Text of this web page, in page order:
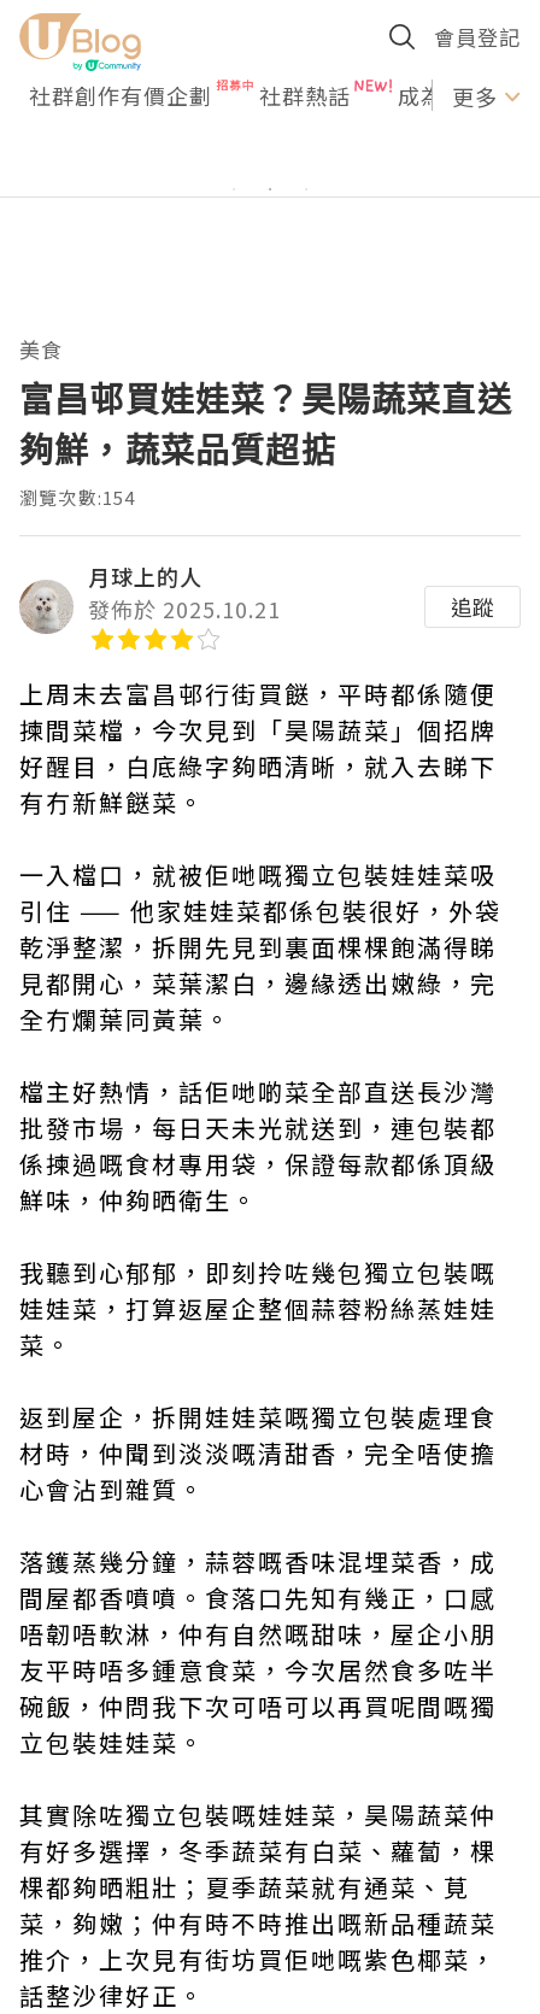
會員登記
社群創作有價企劃 社群熱話 成為U更多
美食
富昌邨買娃娃菜？昊陽蔬菜直送
夠鮮，蔬菜品質超掂
瀏覽次數:154
月球上的人
發佈於 2025.10.21
追蹤
上周末去富昌邨行街買餸，平時都係隨便
揀間菜檔，今次見到「昊陽蔬菜」個招牌
好醒目，白底綠字夠晒清晰，就入去睇下
有冇新鮮餸菜。
一入檔口，就被佢哋嘅獨立包裝娃娃菜吸
引住 —— 他家娃娃菜都係包裝很好，外袋
乾淨整潔，拆開先見到裏面棵棵飽滿得睇
見都開心，菜葉潔白，邊緣透出嫩綠，完
全冇爛葉同黃葉。
檔主好熱情，話佢哋啲菜全部直送長沙灣
批發市場，每日天未光就送到，連包裝都
係揀過嘅食材專用袋，保證每款都係頂級
鮮味，仲夠晒衛生。
我聽到心郁郁，即刻拎咗幾包獨立包裝嘅
娃娃菜，打算返屋企整個蒜蓉粉絲蒸娃娃
菜。
返到屋企，拆開娃娃菜嘅獨立包裝處理食
材時，仲聞到淡淡嘅清甜香，完全唔使擔
心會沾到雜質。
落鑊蒸幾分鐘，蒜蓉嘅香味混埋菜香，成
間屋都香噴噴。食落口先知有幾正，口感
唔韌唔軟淋，仲有自然嘅甜味，屋企小朋
友平時唔多鍾意食菜，今次居然食多咗半
碗飯，仲問我下次可唔可以再買呢間嘅獨
立包裝娃娃菜。
其實除咗獨立包裝嘅娃娃菜，昊陽蔬菜仲
有好多選擇，冬季蔬菜有白菜、蘿蔔，棵
棵都夠晒粗壯；夏季蔬菜就有通菜、莧
菜，夠嫩；仲有時不時推出嘅新品種蔬菜
推介，上次見有街坊買佢哋嘅紫色椰菜，
話整沙律好正。